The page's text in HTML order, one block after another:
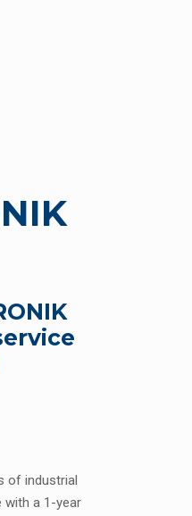
of industrial
with a 1-year